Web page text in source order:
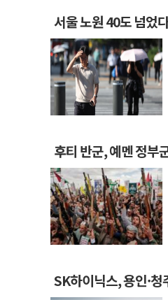
서울 노원 40도 넘었
후티 반군, 예멘 정부
고
SK하이닉스, 용인·